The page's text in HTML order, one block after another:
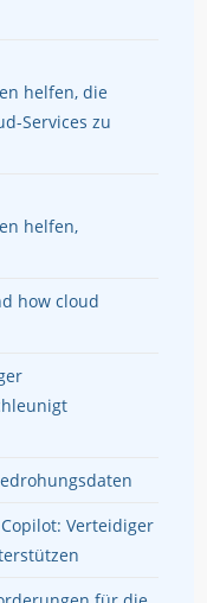
helfen, die
Services zu
helfen,
how cloud
Verteidiger